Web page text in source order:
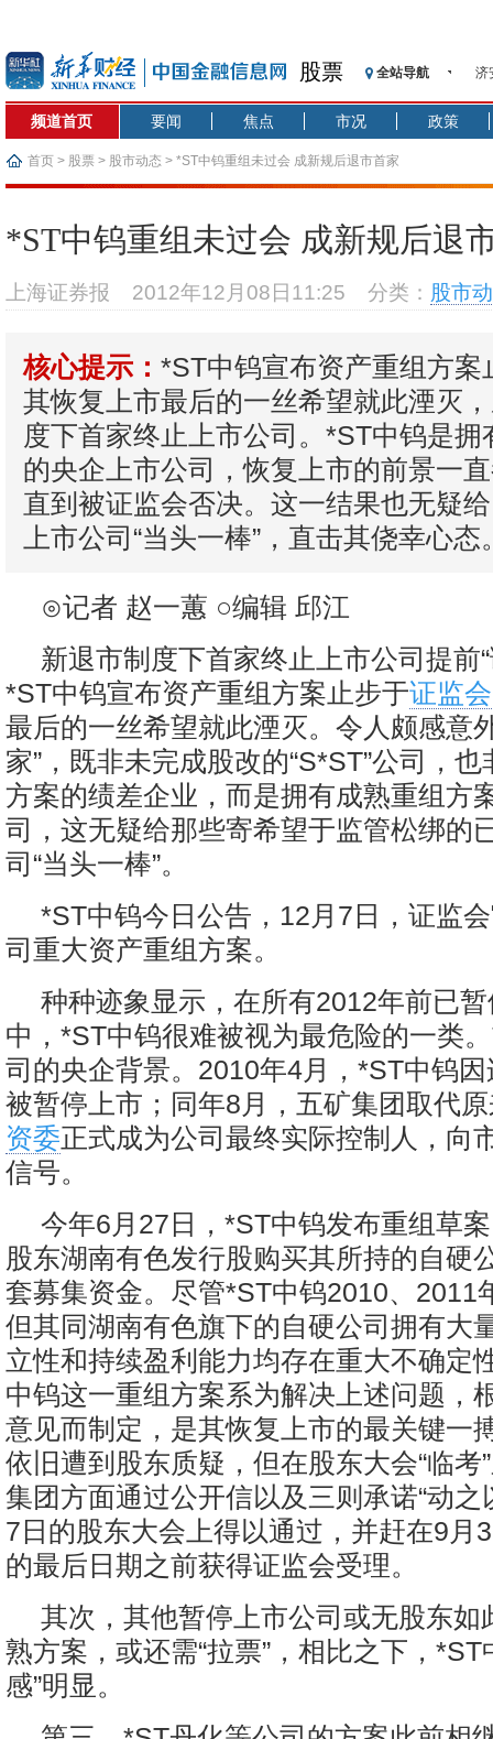
股票 全站导航
济
【
济
基
恒
频道首页 要闻 焦点 市况 政策
首页 > 股票 > 股市动态 > *ST中钨重组未过会 成新规后退市首家
*ST中钨重组未过会 成新规后退
上海证券报 2012年12月08日11:25 分类： 股市
核心提示： *ST中钨宣布资产重组方案
其恢复上市最后的一丝希望就此湮灭
度下首家终止上市公司。*ST中钨是拥
的央企上市公司，恢复上市的前景一
直到被证监会否决。这一结果也无疑
上市公司“当头一棒”，直击其侥幸心态
⊙记者 赵一蕙 ○编辑 邱江
新退市制度下首家终止上市公司提前
*ST中钨宣布资产重组方案止步于证监会
最后的一丝希望就此湮灭。令人颇感意
家”，既非未完成股改的“S*ST”公司，
方案的绩差企业，而是拥有成熟重组方
司，这无疑给那些寄希望于监管松绑的
司“当头一棒”。
*ST中钨今日公告，12月7日，证监
司重大资产重组方案。
种种迹象显示，在所有2012年前已
中，*ST中钨很难被视为最危险的一类
司的央企背景。2010年4月，*ST中钨
被暂停上市；同年8月，五矿集团取代
资委正式成为公司最终实际控制人，向
信号。
今年6月27日，*ST中钨发布重组草
股东湖南有色发行股购买其所持的自硬
套募集资金。尽管*ST中钨2010、2011
但其同湖南有色旗下的自硬公司拥有大
立性和持续盈利能力均存在重大不确定
中钨这一重组方案系为解决上述问题，
意见而制定，是其恢复上市的最关键一
依旧遭到股东质疑，但在股东大会“临考
集团方面通过公开信以及三则承诺“动之
7日的股东大会上得以通过，并赶在9月
的最后日期之前获得证监会受理。
其次，其他暂停上市公司或无股东如
熟方案，或还需“拉票”，相比之下，*ST
感”明显。